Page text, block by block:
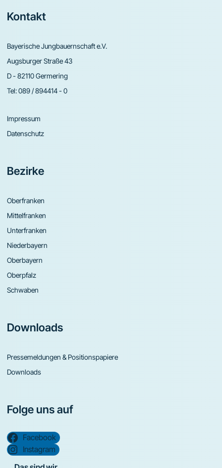
Footer
Kontakt
Bayerische Jungbauernschaft e.V.
Augsburger Straße 43
D - 82110 Germering
Tel:089 / 894414 - 0
Impressum
Datenschutz
Bezirke
Oberfranken
Mittelfranken
Unterfranken
Niederbayern
Oberbayern
Oberpfalz
Schwaben
Downloads
Pressemeldungen & Positionspapiere
Downloads
Folge uns auf
Facebook
Instagram